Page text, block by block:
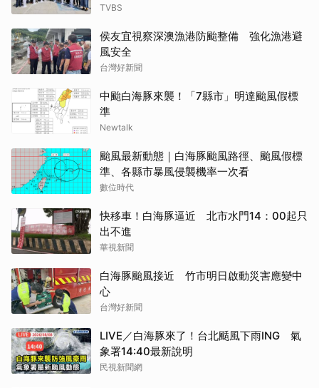
TVBS
侯友宜視察深澳漁港防颱整備 強化漁港避
風安全
台灣好新聞
中颱白海豚來襲！「7縣市」明達颱風假標
準
Newtalk
颱風最新動態｜白海豚颱風路徑、颱風假標
準、各縣市暴風侵襲機率一次看
數位時代
快移車！白海豚逼近 北市水門14：00起只
出不進
華視新聞
白海豚颱風接近 竹市明日啟動災害應變中
心
台灣好新聞
LIVE／白海豚來了！台北颳風下雨ING 氣
象署14:40最新說明
民視新聞網